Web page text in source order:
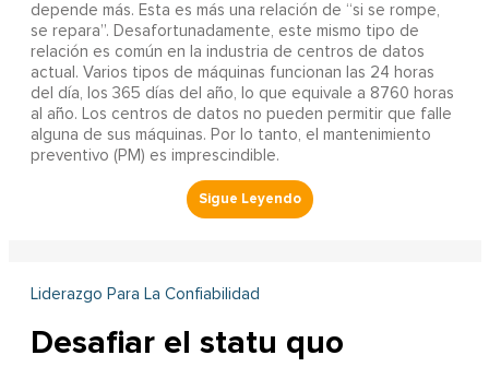
depende más. Esta es más una relación de “si se rompe,
se repara”. Desafortunadamente, este mismo tipo de
relación es común en la industria de centros de datos
actual. Varios tipos de máquinas funcionan las 24 horas
del día, los 365 días del año, lo que equivale a 8760 horas
al año. Los centros de datos no pueden permitir que falle
alguna de sus máquinas. Por lo tanto, el mantenimiento
preventivo (PM) es imprescindible.
Liderazgo Para La Confiabilidad
Desafiar el statu quo